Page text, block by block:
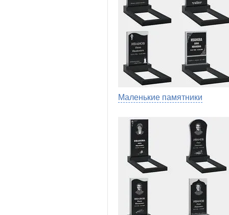
Маленькие памятники